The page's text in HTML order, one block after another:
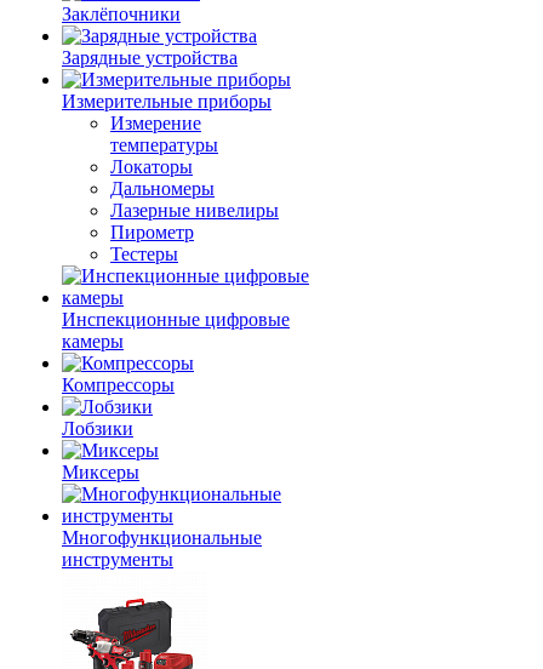
Заклёпочники
Зарядные устройства
Измерительные приборы
Измерение
температуры
Локаторы
Дальномеры
Лазерные нивелиры
Пирометр
Тестеры
Инспекционные цифровые
камеры
Компрессоры
Лобзики
Миксеры
Многофункциональные
инструменты